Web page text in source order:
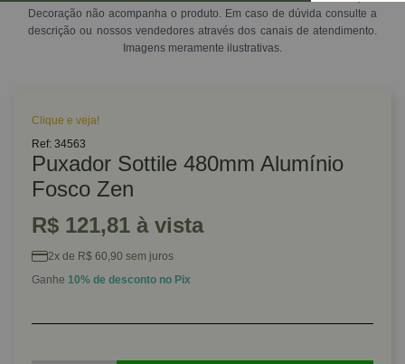
Decoração não acompanha o produto. Em caso de dúvida consulte a
descrição ou nossos vendedores através dos canais de atendimento.
Imagens meramente ilustrativas.
Clique e veja!
Ref: 34563
Puxador Sottile 480mm Alumínio
Fosco Zen
R$ 121,81 à vista
2x de R$ 60,90 sem juros
Ganhe 10% de desconto no Pix